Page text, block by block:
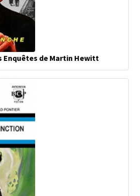
Enquêtes de Martin Hewitt